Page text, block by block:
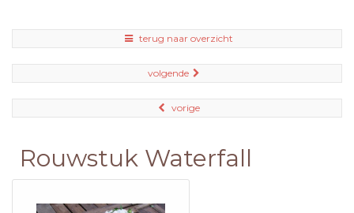
terug naar overzicht
volgende
vorige
Rouwstuk Waterfall